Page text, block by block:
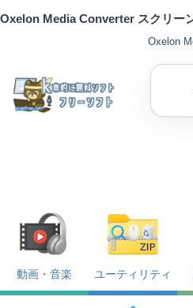
Oxelon Media Converter スクリー
Oxelon
動画・音楽 ユーティリティ